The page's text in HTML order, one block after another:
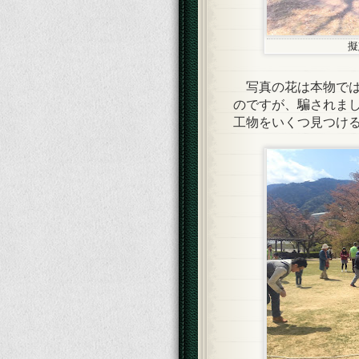
写真の花は本物で
のですが、騙されま
工物をいくつ見つけ